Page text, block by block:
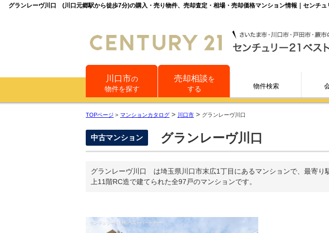
グランレーヴ川口 (川口元郷駅から徒歩7分)の購入・売り物件、売却査定・相場・売却価格マンション情報｜センチュ
川口市の
物件を探す
売却相談を
する
物件検索
TOPページ > マンションカタログ > 川口市 > グランレーヴ川口
中古マンション グランレーヴ川口
グランレーヴ川口 は埼玉県川口市末広1丁目にあるマンションで、最寄
上11階RC造で建てられた全97戸のマンションです。